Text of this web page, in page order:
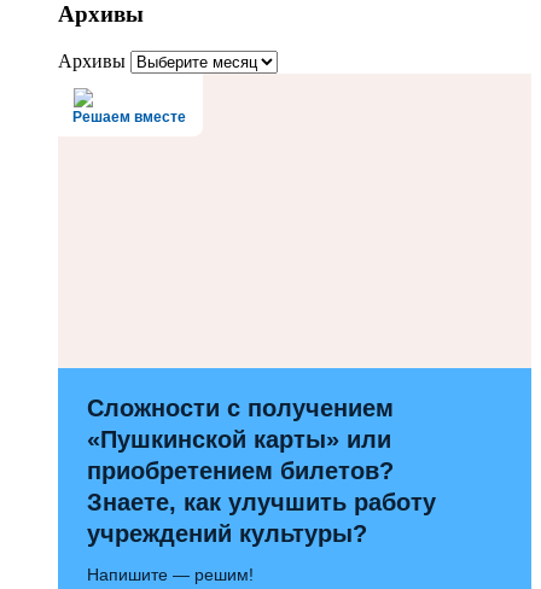
Архивы
Архивы
Решаем вместе
Сложности с получением
«Пушкинской карты» или
приобретением билетов?
Знаете, как улучшить работу
учреждений культуры?
Напишите — решим!